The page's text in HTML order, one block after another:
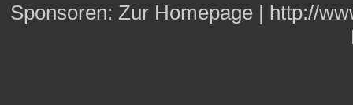
Sponsoren: Zur Homepage | http://